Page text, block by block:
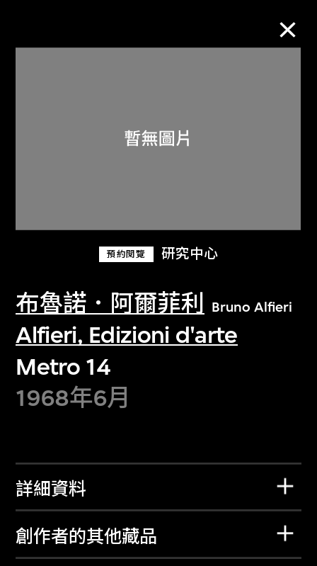
預約閱覽 研究中心
布魯諾．阿爾菲利 Bruno Alfieri
Alfieri, Edizioni d'arte
Metro 14
1968年6月
詳細資料
創作者的其他藏品
關於M+藏品
探索世界頂級的二十及二十一世紀視覺
文化藏品。